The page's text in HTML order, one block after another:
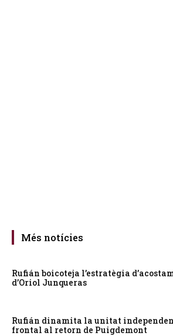
Més notícies
Rufián boicoteja l’estratègia
d’Oriol Junqueras
Rufián dinamita la unitat
frontal al retorn de Puigdemont